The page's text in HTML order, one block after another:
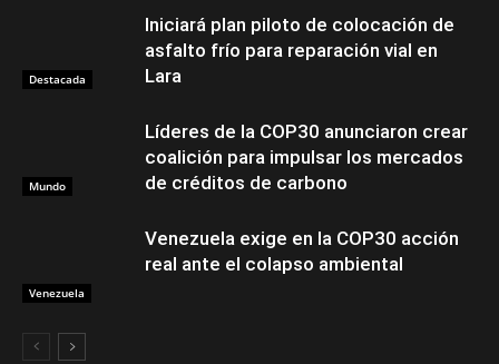
Destacada
Iniciará plan piloto de colocación de
asfalto frío para reparación vial en
Lara
Mundo
Líderes de la COP30 anunciaron crear
coalición para impulsar los mercados
de créditos de carbono
Venezuela
Venezuela exige en la COP30 acción
real ante el colapso ambiental